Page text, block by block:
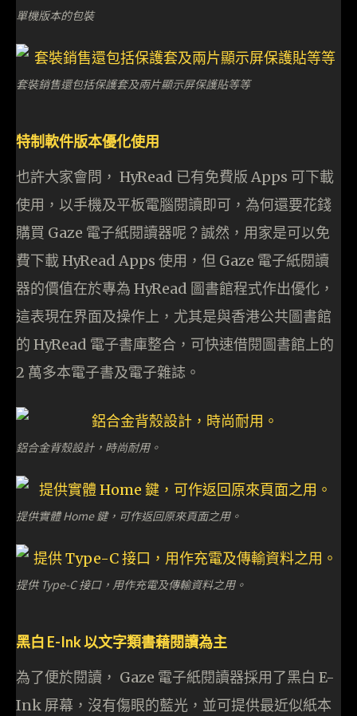
單機版本的包裝
套裝銷售還包括保護套及兩片顯示屏保護貼等等
特制軟件版本優化使用
也許大家會問， HyRead 已有免費版 Apps 可下載
使用，以手機及平板電腦閱讀即可，為何還要花錢
購買 Gaze 電子紙閱讀器呢？誠然，用家是可以免
費下載 HyRead Apps 使用，但 Gaze 電子紙閱讀
器的價值在於專為 HyRead 圖書館程式作出優化，
這表現在界面及操作上，尤其是與香港公共圖書館
的 HyRead 電子書庫整合，可快速借閱圖書館上的
2 萬多本電子書及電子雜誌。
鋁合金背殼設計，時尚耐用。
提供實體 Home 鍵，可作返回原來頁面之用。
提供 Type-C 接口，用作充電及傳輸資料之用。
黑白 E-Ink 以文字類書藉閱讀為主
為了便於閱讀， Gaze 電子紙閱讀器採用了黑白 E-
Ink 屏幕，沒有傷眼的藍光，並可提供最近似紙本